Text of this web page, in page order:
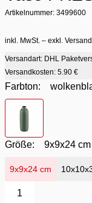
Artikelnummer: 3499600
inkl. MwSt. – exkl.
Versandart: DHL
Versandkosten: 5.90 €
Farbton:
Farbton
Größe: 9x9x24 cm
9x9x24 cm
1